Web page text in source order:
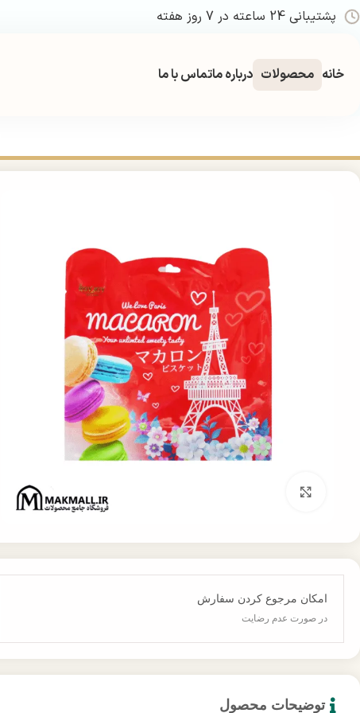
پشتیبانی 24 ساعته در 7 روز هفته
خانه محصولات درباره ماتماس با ما
خانه غذایی و تنقلات بیسکویت و ویفر بیسکویت ماکارون فرانسوی ROYJOY 250 گرمی | ROYJOY Paris Macaron 250g
امکان مرجوع کردن سفارش
در صورت عدم رضایت
توضیحات محصول